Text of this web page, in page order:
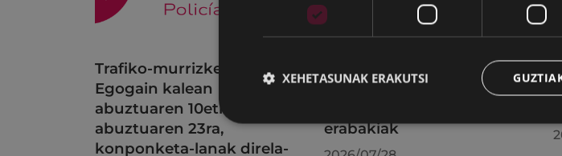
Trafiko-murrizketak
Egogain kalean
abuztuaren 10etik
abuztuaren 23ra,
konponketa-lanak direla-
uztailaren 27an egindako
erabakiak
XEHETASUNAK ERAKUTSI